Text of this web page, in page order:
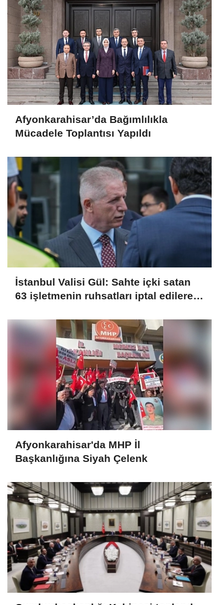
Afyonkarahisar’da Bağımlılıkla
Mücadele Toplantısı Yapıldı
İstanbul Valisi Gül: Sahte içki satan
63 işletmenin ruhsatları iptal edilerek
Afyonkarahisar'da MHP İl
Başkanlığına Siyah Çelenk